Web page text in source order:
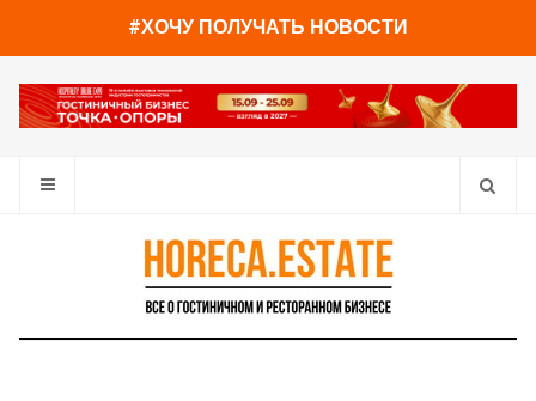
#ХОЧУ ПОЛУЧАТЬ НОВОСТИ